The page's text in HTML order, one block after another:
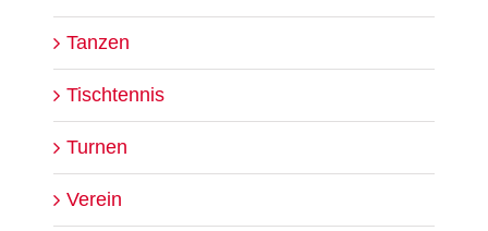
Tanzen
Tischtennis
Turnen
Verein